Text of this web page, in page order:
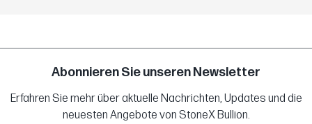
Abonnieren Sie unseren Newsletter
Erfahren Sie mehr über aktuelle Nachrichten, Updates und die
neuesten Angebote von StoneX Bullion.